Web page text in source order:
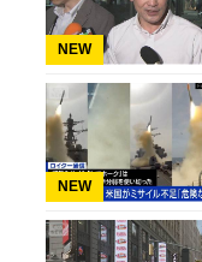
NEW
NEW